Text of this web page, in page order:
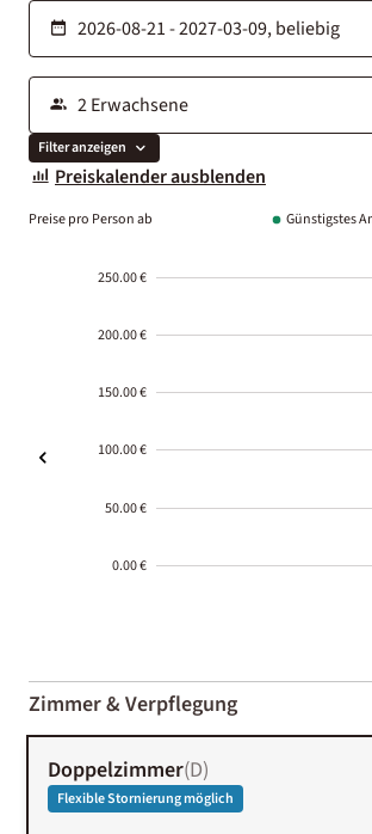
Filter anzeigen
Preiskalender ausblenden
Preise pro Person ab Günstigstes
250.00 €
200.00 €
150.00 €
100.00 €
50.00 €
0.00 €
01-02
Zimmer & Verpflegung
Doppelzimmer(D)
Flexible Stornierung möglich